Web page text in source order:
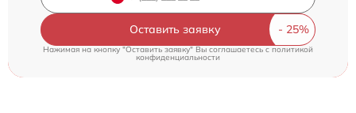
Оставить заявку
Нажимая на кнопку "Оставить заявку" Вы соглашаетесь cполитикой
конфиденциальности